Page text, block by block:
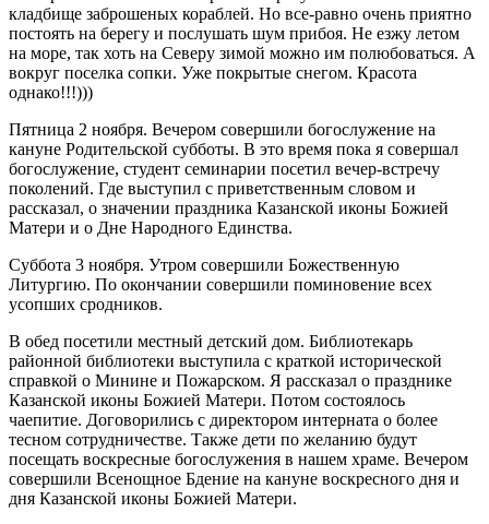
кладбище заброшеных кораблей. Но все-равно очень приятно
постоять на берегу и послушать шум прибоя. Не езжу летом
на море, так хоть на Северу зимой можно им полюбоваться. А
вокруг поселка сопки. Уже покрытые снегом. Красота
однако!!!)))
Пятница 2 ноября. Вечером совершили богослужение на
кануне Родительской субботы. В это время пока я совершал
богослужение, студент семинарии посетил вечер-встречу
поколений. Где выступил с приветственным словом и
рассказал, о значении праздника Казанской иконы Божией
Матери и о Дне Народного Единства.
Суббота 3 ноября. Утром совершили Божественную
Литургию. По окончании совершили поминовение всех
усопших сродников.
В обед посетили местный детский дом. Библиотекарь
районной библиотеки выступила с краткой исторической
справкой о Минине и Пожарском. Я рассказал о празднике
Казанской иконы Божией Матери. Потом состоялось
чаепитие. Договорились с директором интерната о более
тесном сотрудничестве. Также дети по желанию будут
посещать воскресные богослужения в нашем храме. Вечером
совершили Всенощное Бдение на кануне воскресного дня и
дня Казанской иконы Божией Матери.